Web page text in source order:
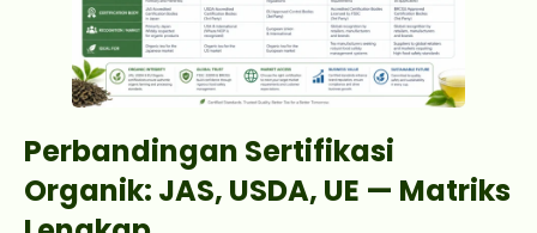
Perbandingan Sertifikasi
Organik: JAS, USDA, UE — Matriks